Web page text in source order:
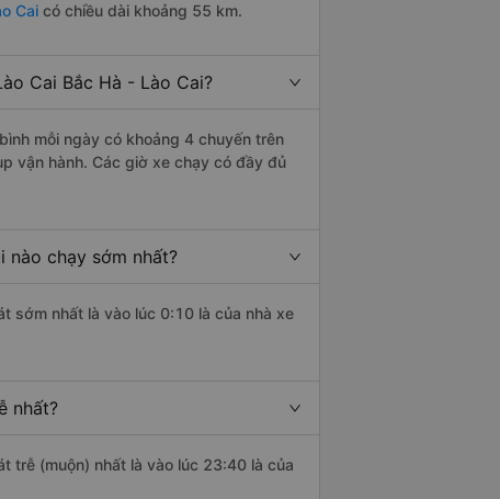
Cai có chiều dài khoảng 55 km.
Cai Bắc Hà - Lào Cai?
mỗi ngày có khoảng 4 chuyến trên
vận hành. Các giờ xe chạy có đầy đủ
nào chạy sớm nhất?
sớm nhất là vào lúc 0:10 là của nhà xe
nhất?
trễ (muộn) nhất là vào lúc 23:40 là của